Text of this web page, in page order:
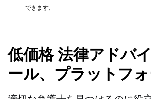
できます。
低価格法律アドバ
ール、プラットフ